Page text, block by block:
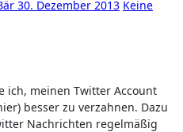
30. Dezember 2013 Keine
besser zu verzahnen. Dazu
Nachrichten regelmäßig